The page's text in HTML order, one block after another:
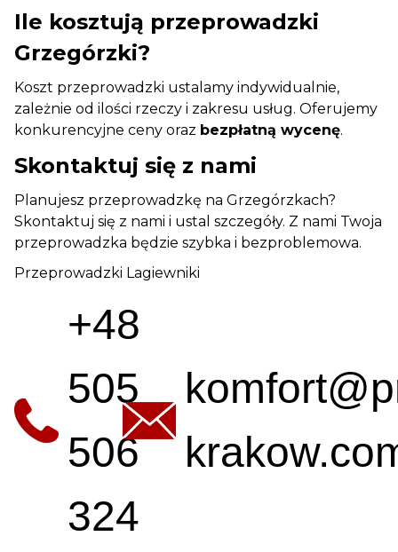
Ile kosztują przeprowadzki
Grzegórzki?
Koszt przeprowadzki ustalamy indywidualnie,
zależnie od ilości rzeczy i zakresu usług. Oferujemy
konkurencyjne ceny oraz bezpłatną wycenę.
Skontaktuj się z nami
Planujesz przeprowadzkę na Grzegórzkach?
Skontaktuj się z nami i ustal szczegóły. Z nami Twoja
przeprowadzka będzie szybka i bezproblemowa.
Przeprowadzki Lagiewniki
+48
505
506
324